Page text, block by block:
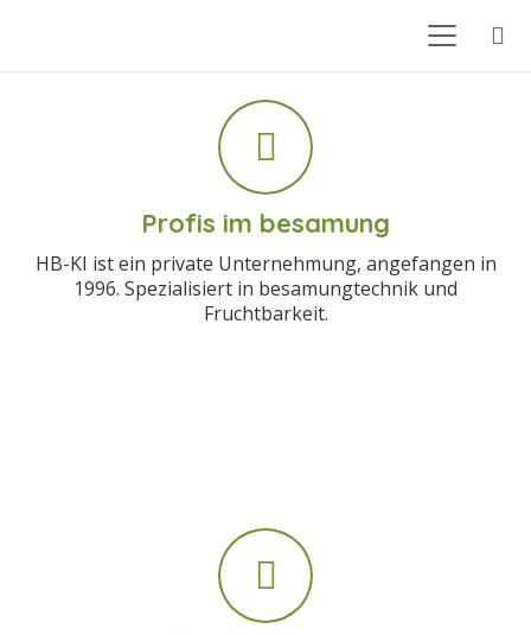
Profis im besamung
HB-KI ist ein private Unternehmung, angefangen in
1996. Spezialisiert in besamungtechnik und
Fruchtbarkeit.